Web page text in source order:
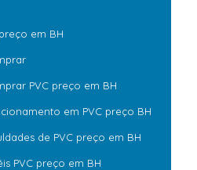
em BH
PVC preço em BH
em PVC preço BH
de PVC preço em BH
PVC preço em BH